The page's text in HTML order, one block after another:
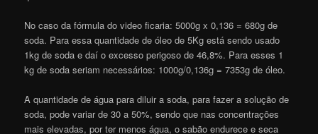
No caso da fórmula do video ficaria: 5000g x 0,136 = 680g de
soda. Para essa quantidade de óleo de 5Kg está sendo usado
1kg de soda e daí o excesso perigoso de 46,8%. Para esses 1
kg de soda seriam necessários: 1000g/0,136g = 7353g de óleo.
A quantidade de água para diluir a soda, para fazer a solução de
soda, pode variar de 30 a 50%, sendo que nas concentrações
mais elevadas, por ter menos água, o sabão endurece e seca